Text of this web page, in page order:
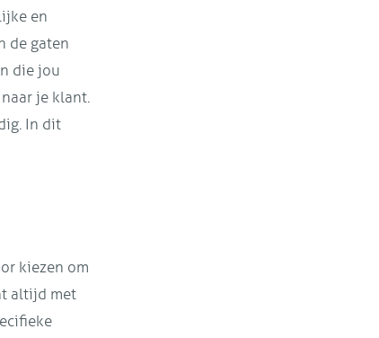
en
de gaten
die jou
je klant.
In dit
kiezen om
altijd met